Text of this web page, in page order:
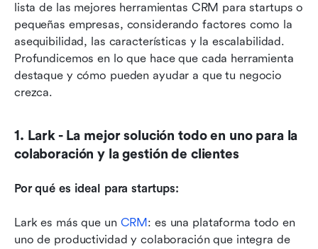
lista de las mejores herramientas CRM para startups o
pequeñas empresas, considerando factores como la
asequibilidad, las características y la escalabilidad.
Profundicemos en lo que hace que cada herramienta
destaque y cómo pueden ayudar a que tu negocio
crezca.
1. Lark - La mejor solución todo en uno para la
colaboración y la gestión de clientes
Por qué es ideal para startups:
Lark es más que un CRM : es una plataforma todo en
uno de productividad y colaboración que integra de